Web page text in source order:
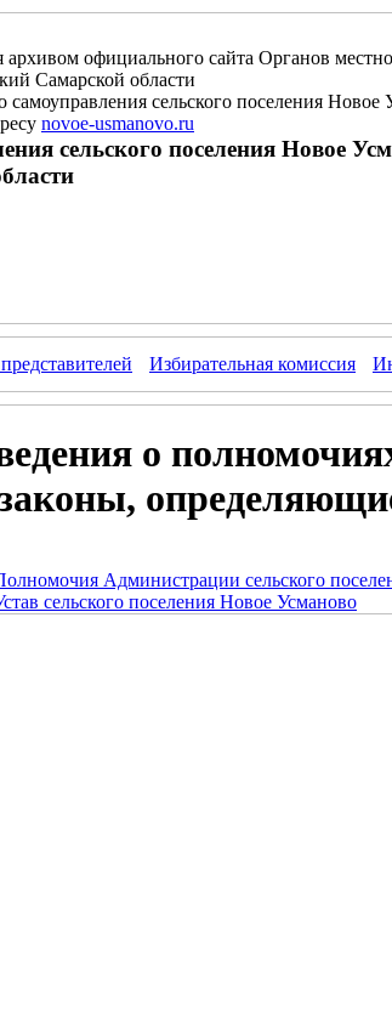
архивом официального сайта Органов
Самарской области
сельского поселения
novoe-usmanovo.ru
сельского поселения Новое
Избирательная комиссия
о
Администрации сельского
сельского поселения Новое Усманово